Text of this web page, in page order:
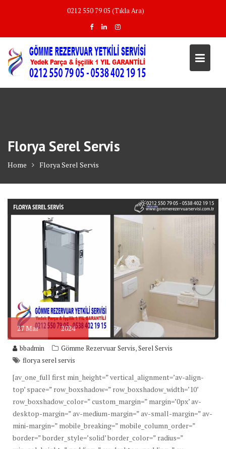
0212 550 79 05 (Tıkla Ara)
Florya Serel Servis
Home Florya Serel Servis
27Mar 2024
bbadmin Gömme Rezervuar Servis,Serel Servis
florya serel servis
[av_one_full first min_height=” vertical_alignment=’av-align-
top’ space=” row_boxshadow=” row_boxshadow_width=’10’
row_boxshadow_color=” custom_margin=” margin=’0px’ av-
desktop-margin=” av-medium-margin=” av-small-margin=” av-
mini-margin=” mobile_breaking=” mobile_column_order=”
border=” border_style=’solid’ border_color=” radius=”